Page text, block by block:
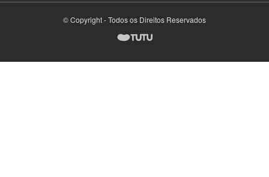
© Copyright - Todos os Direitos Reservados